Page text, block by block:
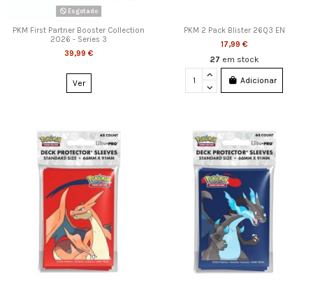
Esgotado
PKM First Partner Booster Collection
2026 - Series 3
39,99 €
Ver
PKM 2 Pack Blister 26Q3 EN
17,99 €
27 em stock
Adicionar